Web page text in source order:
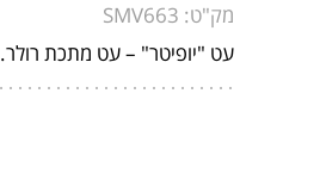
מק"ט: SMV663
עט "יופיטר" – עט מתכת רולר.